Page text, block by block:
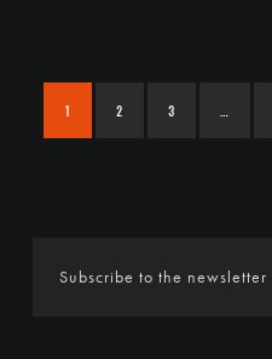
1 2 3